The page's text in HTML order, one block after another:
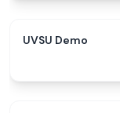
UVSU Demo